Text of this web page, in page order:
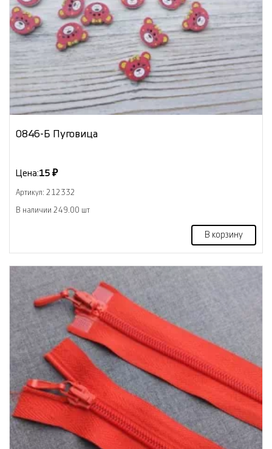
0846-Б Пуговица
Цена:15 ₽
Артикул: 212332
В наличии 249.00 шт
В корзину